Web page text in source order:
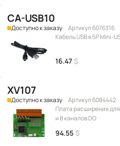
CA-USB10
Доступно к заказу
Артикул 6076316
Кабель USB в 5P Mini-
16.47 $
XV107
Доступно к заказу
Артикул 6084442
Плата расширения
и 8 каналов DO
94.55 $